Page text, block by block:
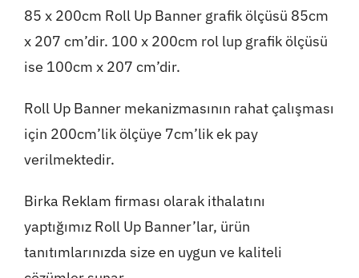
85 x 200cm Roll Up Banner grafik ölçüsü 85cm
x 207 cm’dir. 100 x 200cm rol lup grafik ölçüsü
ise 100cm x 207 cm’dir.
Roll Up Banner mekanizmasının rahat çalışması
için 200cm’lik ölçüye 7cm’lik ek pay
verilmektedir.
Birka Reklam firması olarak ithalatını
yaptığımız Roll Up Banner’lar, ürün
tanıtımlarınızda size en uygun ve kaliteli